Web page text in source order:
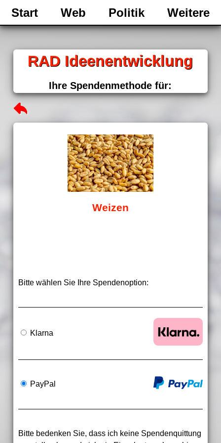
Start Web Politik Weitere
RAD Ideenentwicklung
Ihre Spendenmethode für:
Weizen
Bitte wählen Sie Ihre Spendenoption:
Klarna
PayPal
Bitte bedenken Sie, dass ich keine Spendenquittung